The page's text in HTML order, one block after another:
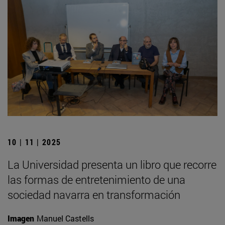
10 | 11 | 2025
La Universidad presenta un libro que recorre
las formas de entretenimiento de una
sociedad navarra en transformación
Imagen Manuel Castells